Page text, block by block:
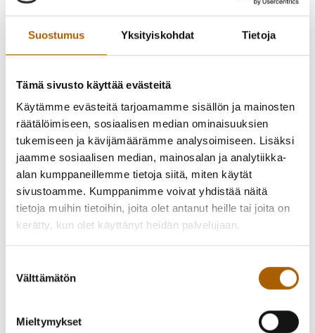
Suostumus Yksityiskohdat Tietoja
Tämä sivusto käyttää evästeitä
Käytämme evästeitä tarjoamamme sisällön ja mainosten
räätälöimiseen, sosiaalisen median ominaisuuksien
tukemiseen ja kävijämäärämme analysoimiseen. Lisäksi
jaamme sosiaalisen median, mainosalan ja analytiikka-
alan kumppaneillemme tietoja siitä, miten käytät
sivustoamme. Kumppanimme voivat yhdistää näitä
tietoja muihin tietoihin, joita olet antanut heille tai joita on
kerätty, kun olet käyttänyt heidän palvelujaan.
valinta
Välttämätön
Mieltymykset
ja Limingan kuntien, Go Arctic Eventsin ja Oulun
seudun oppaiden kanssa.
https://shop.goarctic.fi/. Valitse sijainniksi Tyrnävä ja
vaihtoehto Ohjelmapalvelut, jotta löydät juuri Tyrnävän
kävelykierrokset. Kierrosten ajankohdat ja kuvaukset
löytyvät verkkokaupasta ja oheisesta ilmoituksesta.
Takaisin uutisiin
Jaa Facebookissa